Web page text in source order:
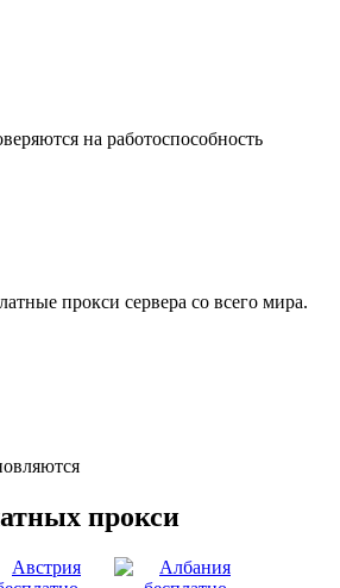
на работоспособность
прокси сервера со всего мира.
прокси